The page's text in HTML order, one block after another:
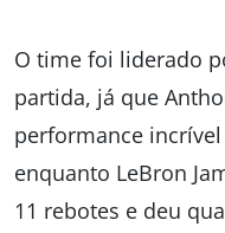
O time foi liderado
partida, já que
performance
enquanto LeBron
11 rebotes e deu